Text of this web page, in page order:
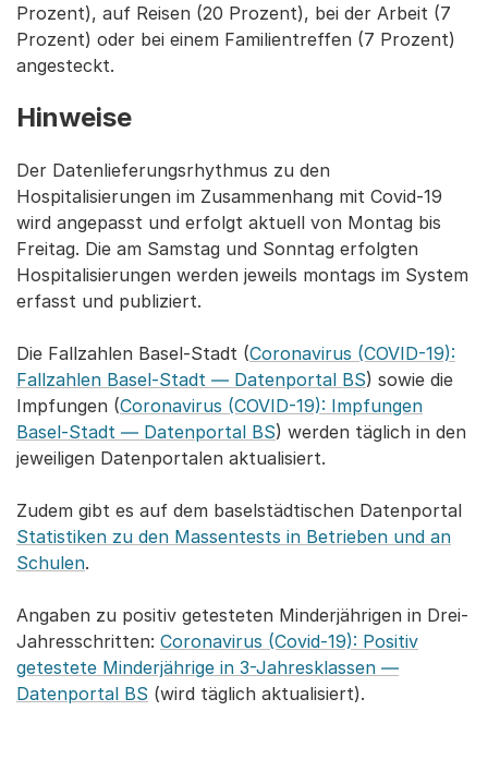
Prozent), auf Reisen (20 Prozent), bei der Arbeit (7
Prozent) oder bei einem Familientreffen (7 Prozent)
angesteckt.
Hinweise
Der Datenlieferungsrhythmus zu den
Hospitalisierungen im Zusammenhang mit Covid-19
wird angepasst und erfolgt aktuell von Montag bis
Freitag. Die am Samstag und Sonntag erfolgten
Hospitalisierungen werden jeweils montags im System
erfasst und publiziert.
Die Fallzahlen Basel-Stadt (Coronavirus (COVID-19):
Fallzahlen Basel-Stadt — Datenportal BS) sowie die
Impfungen (Coronavirus (COVID-19): Impfungen
Basel-Stadt — Datenportal BS) werden täglich in den
jeweiligen Datenportalen aktualisiert.
Zudem gibt es auf dem baselstädtischen Datenportal
Statistiken zu den Massentests in Betrieben und an
Schulen.
Angaben zu positiv getesteten Minderjährigen in Drei-
Jahresschritten: Coronavirus (Covid-19): Positiv
getestete Minderjährige in 3-Jahresklassen —
Datenportal BS (wird täglich aktualisiert).